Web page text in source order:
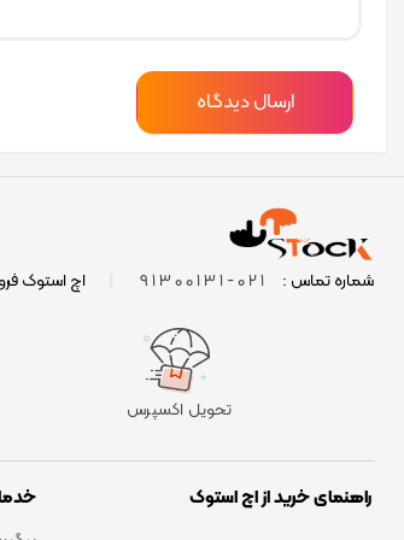
شماره تماس : 021-91300131 اچ استوک
تحویل اکسپرس
راهنمای خرید از اچ استوک